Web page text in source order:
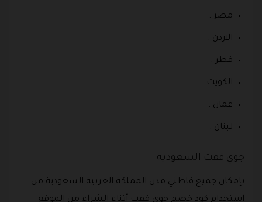
مصر .
الاردن .
قطر .
الكويت .
عمان .
لبنان .
جوي قفت السعودية
بإمكان جميع قاطني مدن المملكة العربية السعودية من
استخدام كود خصم جوي قفت أثناء الشراء من الموقع